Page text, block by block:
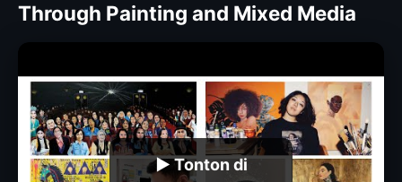
Through Painting and Mixed Media
▶ Tonton di